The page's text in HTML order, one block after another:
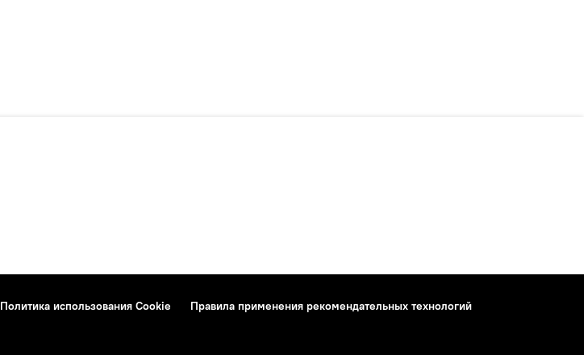
Политика использования Cookie
Правила применения рекомендательных технологий